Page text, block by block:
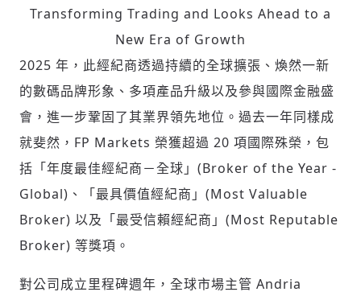
登入或註冊
掌握國際政經脈動
輸入 Email 驗證碼
請輸入發送到 的驗證碼
Transforming Trading and Looks Ahead to a
New Era of Growth
2025 年，此經紀商透過持續的全球擴張、煥然一新
的數碼品牌形象、多項產品升級以及參與國際金融盛
會，進一步鞏固了其業界領先地位。過去一年同樣成
就斐然，FP Markets 榮獲超過 20 項國際殊榮，包
括「年度最佳經紀商－全球」(Broker of the Year -
Global)、「最具價值經紀商」(Most Valuable
Broker) 以及「最受信賴經紀商」(Most Reputable
Broker) 等獎項。
對公司成立里程碑週年，全球市場主管 Andria